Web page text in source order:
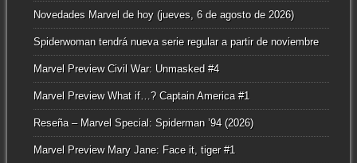
Novedades Marvel de hoy (jueves, 6 de agosto de 2026)
Spiderwoman tendrá nueva serie regular a partir de noviembre
Marvel Preview Civil War: Unmasked #4
Marvel Preview What if…? Captain America #1
Reseña – Marvel Special: Spiderman ’94 (2026)
Marvel Preview Mary Jane: Face it, tiger #1